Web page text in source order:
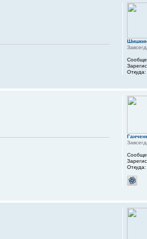
Откуда:
Откуда: